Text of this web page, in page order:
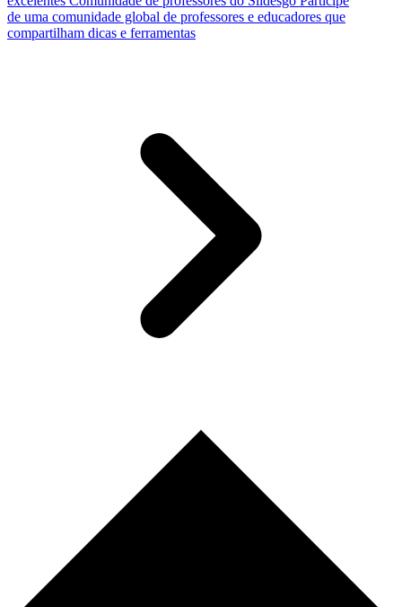
de uma comunidade global de professores e educadores que
compartilham dicas e ferramentas